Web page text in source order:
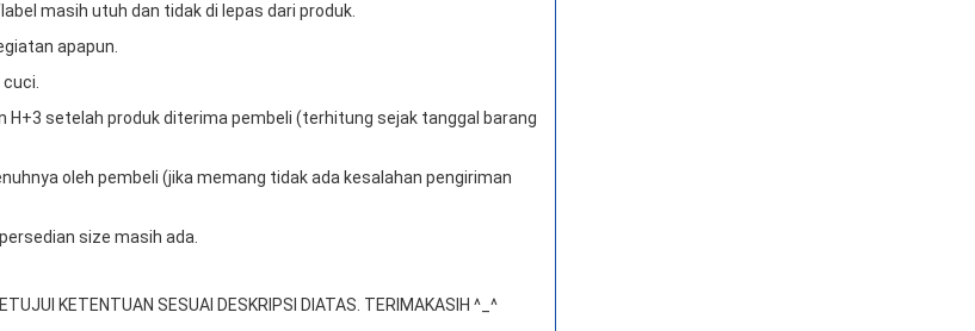
masih utuh dan tidak di lepas dari produk.
apapun.
H+3 setelah produk diterima pembeli (terhitung sejak tanggal barang
oleh pembeli (jika memang tidak ada kesalahan pengiriman
size masih ada.
KETENTUAN SESUAI DESKRIPSI DIATAS. TERIMAKASIH ^_^